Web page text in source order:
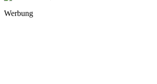
Werbung